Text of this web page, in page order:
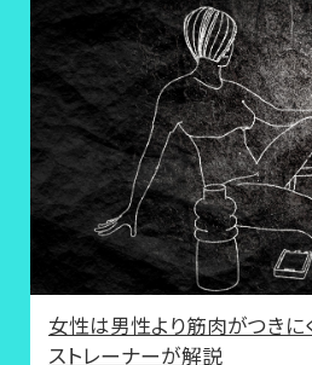
女性は男性より筋肉がつきに
ストレーナーが解説